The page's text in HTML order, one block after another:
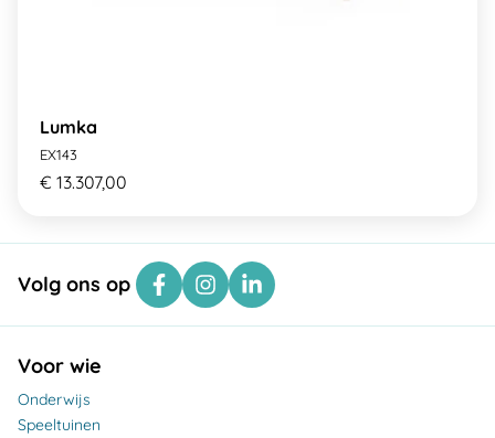
Lumka
EX143
€ 13.307,00
Volg ons op
Voor wie
Onderwijs
Speeltuinen